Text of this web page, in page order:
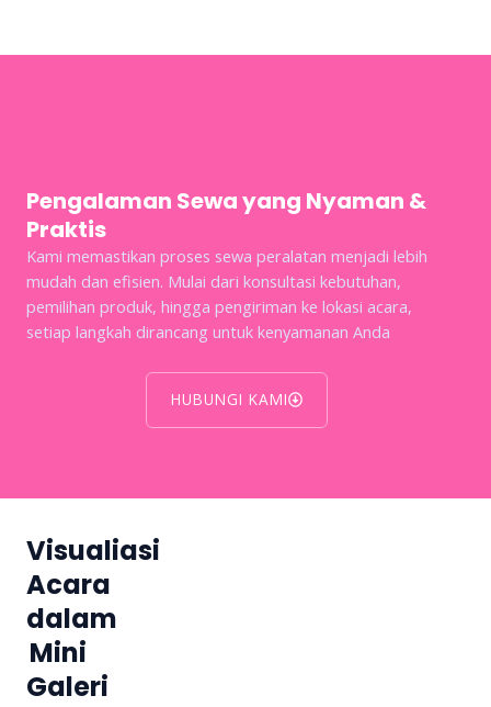
Pengalaman Sewa yang Nyaman &
Praktis
Kami memastikan proses sewa peralatan menjadi lebih
mudah dan efisien. Mulai dari konsultasi kebutuhan,
pemilihan produk, hingga pengiriman ke lokasi acara,
setiap langkah dirancang untuk kenyamanan Anda
HUBUNGI KAMI
Visualiasi
Acara
dalam
Mini
Galeri